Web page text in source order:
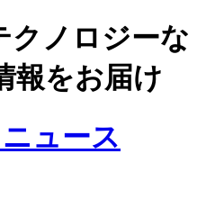
クノロジーな
報をお届け